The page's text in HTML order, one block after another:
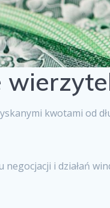
kwotami od
i działań